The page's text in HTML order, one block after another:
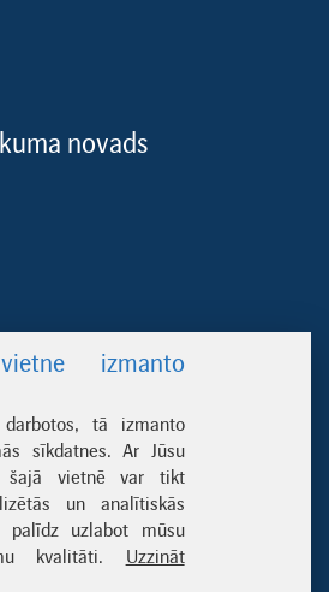
novads
saites
pārvalde
parks
izmanto
tā izmanto
sīkdatnes. Ar Jūsu
šajā vietnē var tikt
un analītiskās
palīdz uzlabot mūsu
kvalitāti. Uzzināt